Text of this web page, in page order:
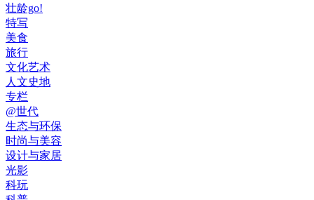
壮龄go!
特写
美食
旅行
文化艺术
人文史地
专栏
@世代
生态与环保
时尚与美容
设计与家居
光影
科玩